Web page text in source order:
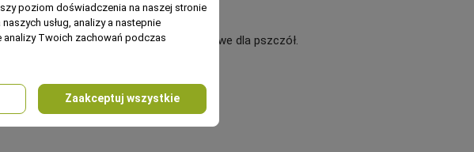
ciastaoraz dodatki paszowe dla pszczół.
jednak ich właściwości użytkowych.
poziom doświadczenia na naszej stronie
usług, analizy a nastepnie
Twoich zachowań podczas
Zaakceptuj wszystkie